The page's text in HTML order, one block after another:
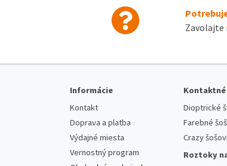
Zavolajte
Informácie
Kontakt
Doprava a platba
Výdajné miesta
Vernostný program
Dioptrické
Farebné
Crazy
Roztoky